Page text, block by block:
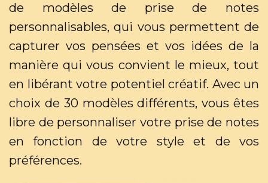
de modèles de prise de notes
personnalisables, qui vous permettent de
capturer vos pensées et vos idées de la
manière qui vous convient le mieux, tout
en libérant votre potentiel créatif. Avec un
choix de 30 modèles différents, vous êtes
libre de personnaliser votre prise de notes
en fonction de votre style et de vos
préférences.